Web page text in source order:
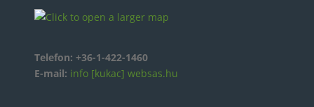
Telefon: +36-1-422-1460
E-mail: info [kukac] websas.hu